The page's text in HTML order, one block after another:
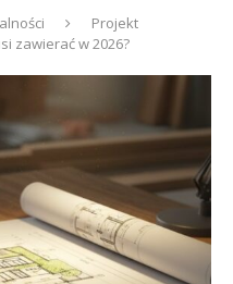
Projekt
zawierać w 2026?